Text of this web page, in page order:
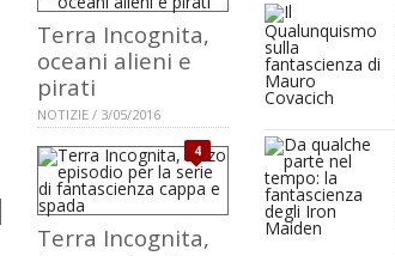
Terra Incognita,
oceani alieni e
pirati
NOTIZIE / 3/05/2016
4
Terra Incognita,